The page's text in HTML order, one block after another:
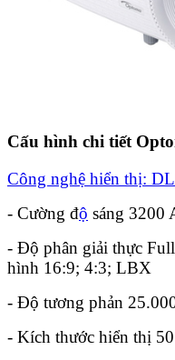
Cấu hình chi tiết
Công nghệ hiển thị:
- Cường độ sáng 3200
- Độ phân giải thực
hình 16:9; 4:3; LBX
- Độ tương phản
- Kích thước hiển thị